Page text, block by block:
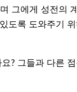
그에게 성전의
도록 도와주기
? 그들과 다른